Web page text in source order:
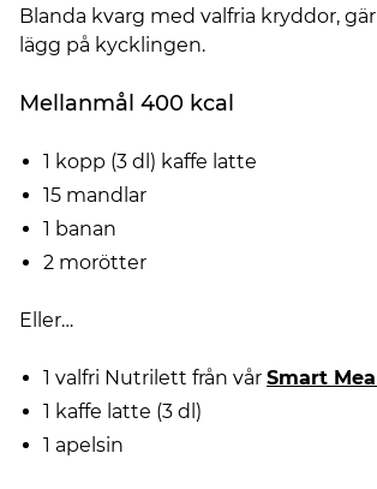
Blanda kvarg med valfria kryddor,
lägg på kycklingen.
Mellanmål 400 kcal
1 kopp (3 dl) kaffe latte
15 mandlar
1 banan
2 morötter
Eller…
1 valfri Nutrilett från vår Smart
1 kaffe latte (3 dl)
1 apelsin